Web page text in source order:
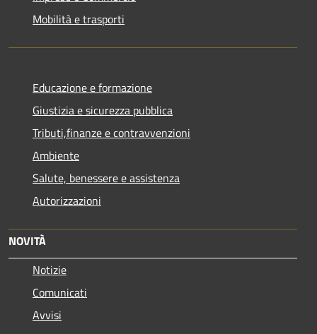
Mobilità e trasporti
Educazione e formazione
Giustizia e sicurezza pubblica
Tributi,finanze e contravvenzioni
Ambiente
Salute, benessere e assistenza
Autorizzazioni
NOVITÀ
Notizie
Comunicati
Avvisi